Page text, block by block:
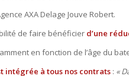
AXA Delage Jouve Robert.
de faire bénéficier d’une
en fonction de l’âge du
intégrée à tous nos contrats : «